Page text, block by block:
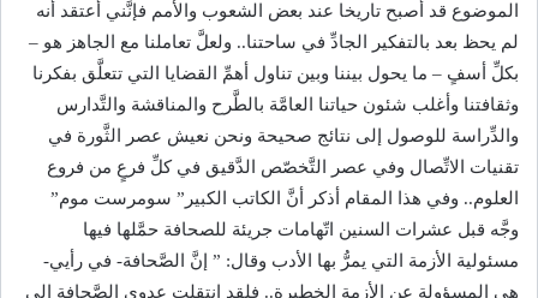
الموضوع قد أصبح تاريخا عند بعض الشعوب والأمم فإنَّني أعتقد أنه
لم يحظ بعد بالتفكير الجادِّ في ساحتنا.. ولعلَّ تعاملنا مع الجاهز هو –
بكلِّ أسفٍ – ما يحول بيننا وبين تناول أهمِّ القضايا التي تتعلَّق بفكرنا
وثقافتنا وأغلب شئون حياتنا العامَّة بالطَّرح والمناقشة والتَّدارس
والدِّراسة للوصول إلى نتائج صحيحة ونحن نعيش عصر الثَّورة في
تقنيات الاتِّصال وفي عصر التَّخصّص الدَّقيق في كلِّ فرعٍ من فروع
العلوم.. وفي هذا المقام أذكر أنَّ الكاتب الكبير” سومرست موم”
وجَّه قبل عشرات السنين اتّهامات جريئة للصحافة حمَّلها فيها
مسئولية الأزمة التي يمرُّ بها الأدب وقال: ” إنَّ الصَّحافة- في رأيي-
هي المسؤولة عن الأزمة الخطيرة.. فلقد انتقلت عدوى الصَّحافة إلى